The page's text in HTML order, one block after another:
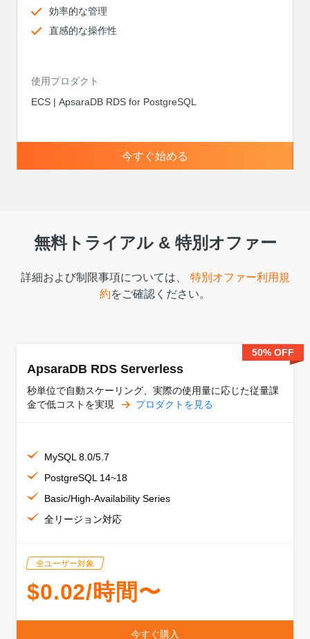
効率的な管理
直感的な操作性
使用プロダクト
ECS | ApsaraDB RDS for PostgreSQL
今すぐ始める
無料トライアル & 特別オファー
詳細および制限事項については、
特別オファー利用規
約をご確認ください。
50% OFF
ApsaraDB RDS Serverless
秒単位で自動スケーリング、実際の使用量に応じた従量課
金で低コストを実現
プロダクトを見る
MySQL 8.0/5.7
PostgreSQL 14~18
Basic/High-Availability Series
全リージョン対応
全ユーザー対象
$0.02/時間〜
今すぐ購入